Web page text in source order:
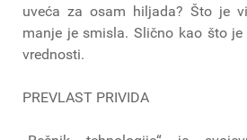
uveća za osam hiljada? Što je
manje je smisla. Slično kao što
vrednosti.
PREVLAST PRIVIDA